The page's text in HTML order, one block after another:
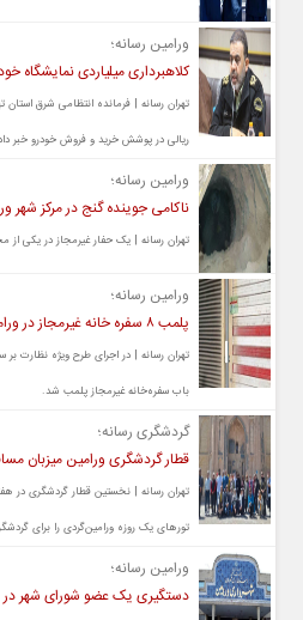
ورامین رسانه؛
کلاهبرداری میلیاردی نمایشگاه
ریالی در پوشش خرید و فروش خودرو خبر
ورامین رسانه؛
ناکامی جوینده گنج در مرکز شهر
تهران رسانه | یک حفار غیرمجاز در یکی از
ورامین رسانه؛
پلمب ۸ سفره خانه غیرمجاز در ورامین
باب سفره‌خانه غیرمجاز پلمب شد.
گردشگری رسانه؛
قطار گردشگری ورامین میزبان
تهران رسانه | نخستین قطار گردشگری در
تورهای یک روزه ورامین‌گردی را برای
ورامین رسانه؛
دستگیری یک عضو شورای شهر در